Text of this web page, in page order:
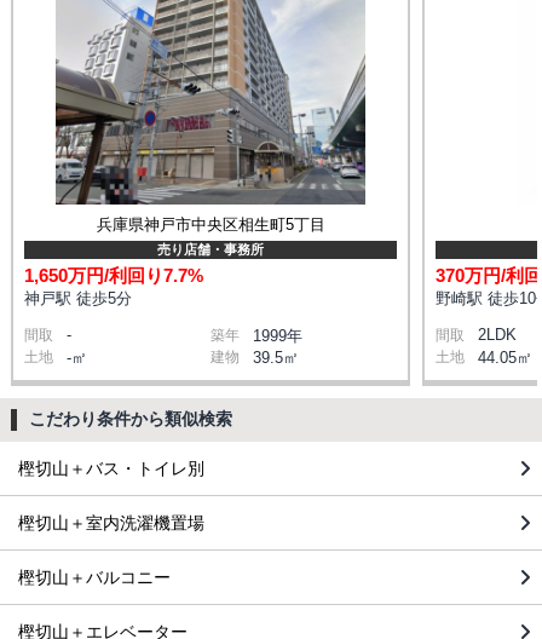
兵庫県神戸市中央区相生町5丁目
売り店舗・事務所
1,650万円/利回り7.7%
神戸駅 徒歩5分
間取 - 築年 1999年
土地 -㎡ 建物 39.5㎡
370万円/利
野崎駅 徒歩10
間取 2LDK
土地 44.05㎡
こだわり条件から類似検索
樫切山＋バス・トイレ別
樫切山＋室内洗濯機置場
樫切山＋バルコニー
樫切山＋エレベーター